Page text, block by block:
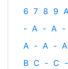
6 7 8 9
- A - A -
A - A - A
B C - C -